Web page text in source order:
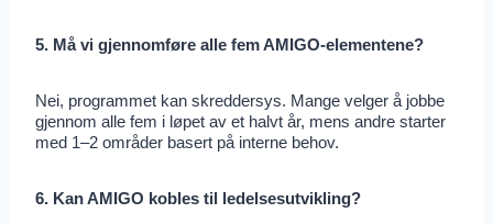
5. Må vi gjennomføre alle fem AMIGO-elementene?
Nei, programmet kan skreddersys. Mange velger å jobbe
gjennom alle fem i løpet av et halvt år, mens andre starter
med 1–2 områder basert på interne behov.
6. Kan AMIGO kobles til ledelsesutvikling?